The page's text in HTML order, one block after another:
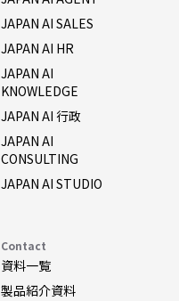
JAPAN AI SALES
JAPAN AI HR
JAPAN AI
KNOWLEDGE
JAPAN AI 行政
JAPAN AI
CONSULTING
JAPAN AI STUDIO
Contact
資料一覧
製品紹介資料